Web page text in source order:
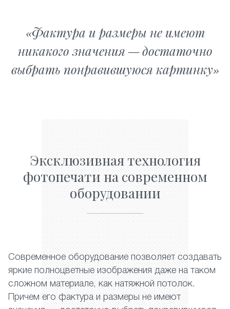
Фактура и размеры не имеют
никакого значения — достаточно
выбрать понравившуюся картинку
Эксклюзивная технология
фотопечати на современном
оборудовании
Современное оборудование позволяет создавать
яркие полноцветные изображения даже на таком
сложном материале, как натяжной потолок.
Причем его фактура и размеры не имеют